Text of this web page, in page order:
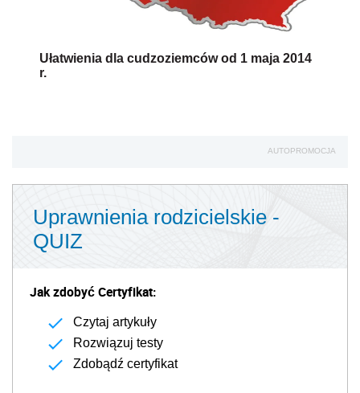
Ułatwienia dla cudzoziemców od 1 maja 2014
r.
AUTOPROMOCJA
Uprawnienia rodzicielskie -
QUIZ
Jak zdobyć Certyfikat:
Czytaj artykuły
Rozwiązuj testy
Zdobądź certyfikat